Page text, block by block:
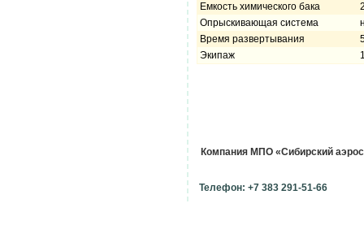
Емкость химического бака
Опрыскивающая система
Время развертывания
Экипаж
Компания МПО «Сибирский
Телефон: +7 383 291-51-66